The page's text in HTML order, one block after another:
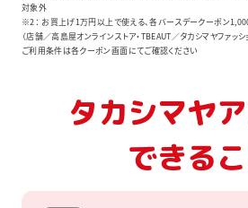
対象外
※2： お買上げ1万円以上で使える、各バースデークーポン
（店舗／高島屋オンラインストア・TBEAUT／タカシマヤファッシ
ご利用条件は各クーポン画面にてご確認ください
タカシマヤ
できる